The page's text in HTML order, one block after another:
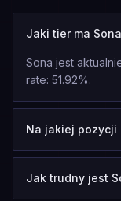
Jaki tier ma
Sona jest
rate: 51.92%.
Na jakiej pozycji
Jak trudny jest